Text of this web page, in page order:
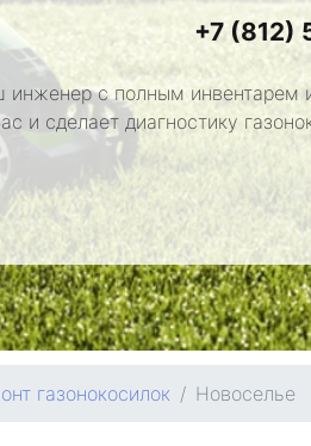
+7 (812)
инженер с полным инвентарем
и сделает диагностику
газонокосилок Новоселье